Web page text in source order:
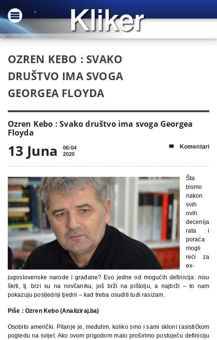
OZREN KEBO : SVAKO
DRUŠTVO IMA SVOGA
GEORGEA FLOYDA
Ozren Kebo : Svako društvo ima svoga Georgea
Floyda
13 Juna
06:04
2020
 Komentari
Šta
bismo
nakon
svih
ovih
decenija
rata i
poraća
mogli
reći za
ex-
jugoslovenske narode i građane? Evo jedne od mogućih definicija: nisu
škrti, tj. brzi su na novčaniku, još brži na pištolju, a najbrži – to nam
pokazuju posljednji tjedni – kad treba osuditi tuđi rasizam.
Piše : Ozren Kebo (Analiziraj.ba)
Osobito američki. Pitanje je, međutim, koliko smo i sami skloni rasističkom
pogledu na svijet. Ako ovom prigodom malo proširimo postojeću definiciju